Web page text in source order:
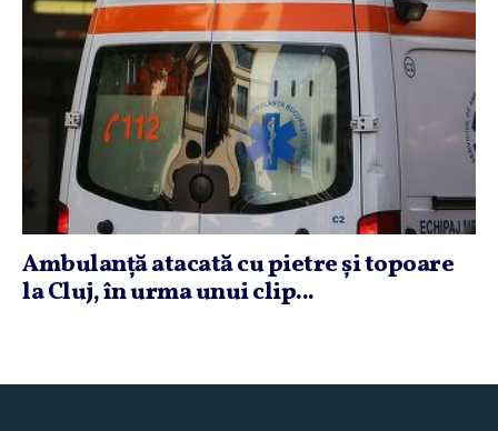
Ambulanţă atacată cu pietre şi topoare
la Cluj, în urma unui clip...